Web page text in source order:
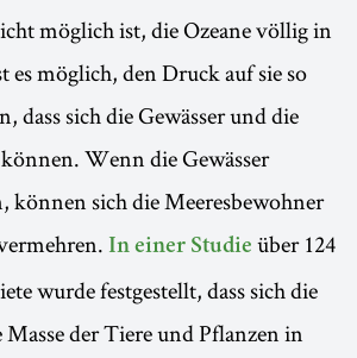
möglich ist, die Ozeane völlig in
es möglich, den Druck auf sie so
dass sich die Gewässer und die
Wenn die Gewässer
können sich die Meeresbewohner
In einer Studie über 124
wurde festgestellt, dass sich die
der Tiere und Pflanzen in